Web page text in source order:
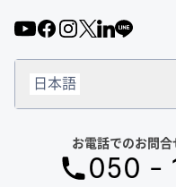
お電話でのお問
050 -
日本語